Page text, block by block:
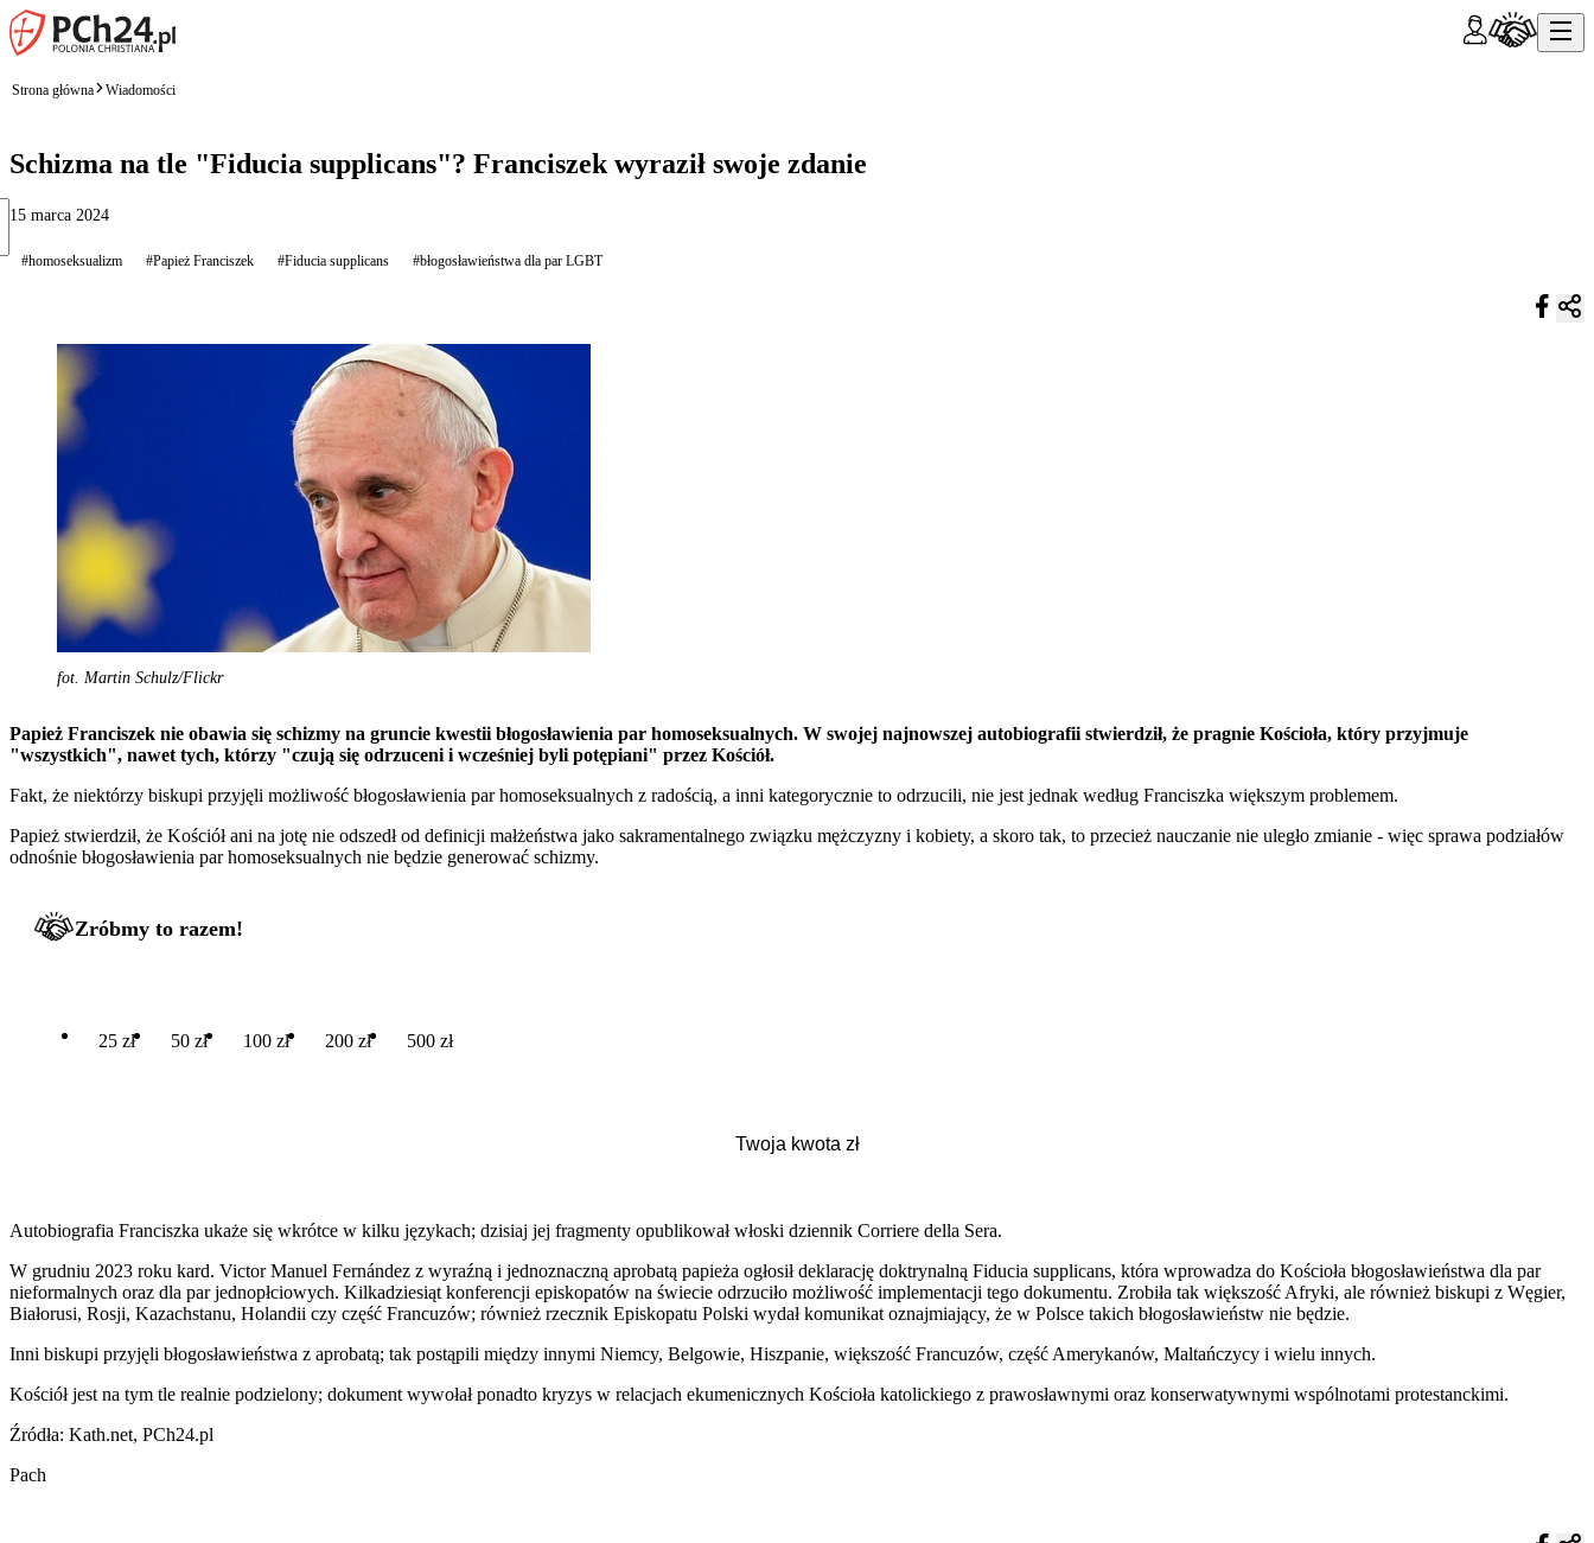
Strona główna Wiadomości
Schizma na tle "Fiducia supplicans"? Franciszek wyraził swoje zdanie
15 marca 2024
#homoseksualizm #Papież Franciszek #Fiducia supplicans #błogosławieństwa dla par LGBT
fot. Martin Schulz/Flickr
Papież Franciszek nie obawia się schizmy na gruncie kwestii błogosławienia par homoseksualnych. W swojej najnowszej autobiografii stwierdził, że pragnie Kościoła, który przyjmuje
"wszystkich", nawet tych, którzy "czują się odrzuceni i wcześniej byli potępiani" przez Kościół.
Fakt, że niektórzy biskupi przyjęli możliwość błogosławienia par homoseksualnych z radością, a inni kategorycznie to odrzucili, nie jest jednak według Franciszka większym problemem.
Papież stwierdził, że Kościół ani na jotę nie odszedł od definicji małżeństwa jako sakramentalnego związku mężczyzny i kobiety, a skoro tak, to przecież nauczanie nie uległo zmianie - więc sprawa podziałów
odnośnie błogosławienia par homoseksualnych nie będzie generować schizmy.
Zróbmy to razem!
25 zł 50 zł 100 zł 200 zł 500 zł
Autobiografia Franciszka ukaże się wkrótce w kilku językach; dzisiaj jej fragmenty opublikował włoski dziennik Corriere della Sera.
W grudniu 2023 roku kard. Victor Manuel Fernández z wyraźną i jednoznaczną aprobatą papieża ogłosił deklarację doktrynalną Fiducia supplicans, która wprowadza do Kościoła błogosławieństwa dla par
nieformalnych oraz dla par jednopłciowych. Kilkadziesiąt konferencji episkopatów na świecie odrzuciło możliwość implementacji tego dokumentu. Zrobiła tak większość Afryki, ale również biskupi z Węgier,
Białorusi, Rosji, Kazachstanu, Holandii czy część Francuzów; również rzecznik Episkopatu Polski wydał komunikat oznajmiający, że w Polsce takich błogosławieństw nie będzie.
Inni biskupi przyjęli błogosławieństwa z aprobatą; tak postąpili między innymi Niemcy, Belgowie, Hiszpanie, większość Francuzów, część Amerykanów, Maltańczycy i wielu innych.
Kościół jest na tym tle realnie podzielony; dokument wywołał ponadto kryzys w relacjach ekumenicznych Kościoła katolickiego z prawosławnymi oraz konserwatywnymi wspólnotami protestanckimi.
Źródła: Kath.net, PCh24.pl
Pach